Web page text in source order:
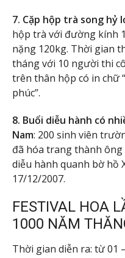
7. Cặp hộp trà song hỷ
hộp trà với đường kính
nặng 120kg. Thời gian
tháng với 10 người thi
trên thân hộp có in chữ
phúc”.
8. Buổi diễu hành có
Nam: 200 sinh viên
đã hóa trang thành ông
diễu hành quanh bờ hồ
17/12/2007.
FESTIVAL HOA
1000 NĂM
Thời gian diễn ra: từ 01